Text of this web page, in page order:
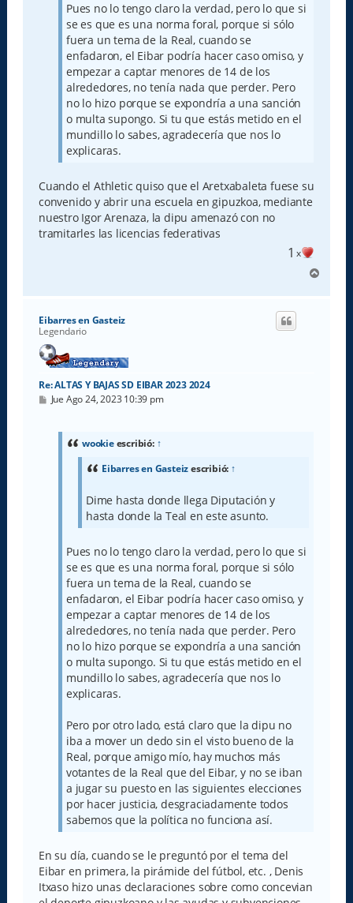
Pues no lo tengo claro la verdad, pero lo que si
se es que es una norma foral, porque si sólo
fuera un tema de la Real, cuando se
enfadaron, el Eibar podría hacer caso omiso, y
empezar a captar menores de 14 de los
alrededores, no tenía nada que perder. Pero
no lo hizo porque se expondría a una sanción
o multa supongo. Si tu que estás metido en el
mundillo lo sabes, agradecería que nos lo
explicaras.
Cuando el Athletic quiso que el Aretxabaleta fuese su
convenido y abrir una escuela en gipuzkoa, mediante
nuestro Igor Arenaza, la dipu amenazó con no
tramitarles las licencias federativas
1 x
r
Eibarres en Gasteiz
Legendario
Re: ALTAS Y BAJAS SD EIBAR 2023 2024
M
Jue Ago 24, 2023 10:39 pm
wookieescribió: ↑
Eibarres en Gasteizescribió: ↑
Dime hasta donde llega Diputación y
hasta donde la Teal en este asunto.
Pues no lo tengo claro la verdad, pero lo que si
se es que es una norma foral, porque si sólo
fuera un tema de la Real, cuando se
enfadaron, el Eibar podría hacer caso omiso, y
empezar a captar menores de 14 de los
alrededores, no tenía nada que perder. Pero
no lo hizo porque se expondría a una sanción
o multa supongo. Si tu que estás metido en el
mundillo lo sabes, agradecería que nos lo
explicaras.
Pero por otro lado, está claro que la dipu no
iba a mover un dedo sin el visto bueno de la
Real, porque amigo mío, hay muchos más
votantes de la Real que del Eibar, y no se iban
a jugar su puesto en las siguientes elecciones
por hacer justicia, desgraciadamente todos
sabemos que la política no funciona así.
En su día, cuando se le preguntó por el tema del
Eibar en primera, la pirámide del fútbol, etc. , Denis
Itxaso hizo unas declaraciones sobre como concevian